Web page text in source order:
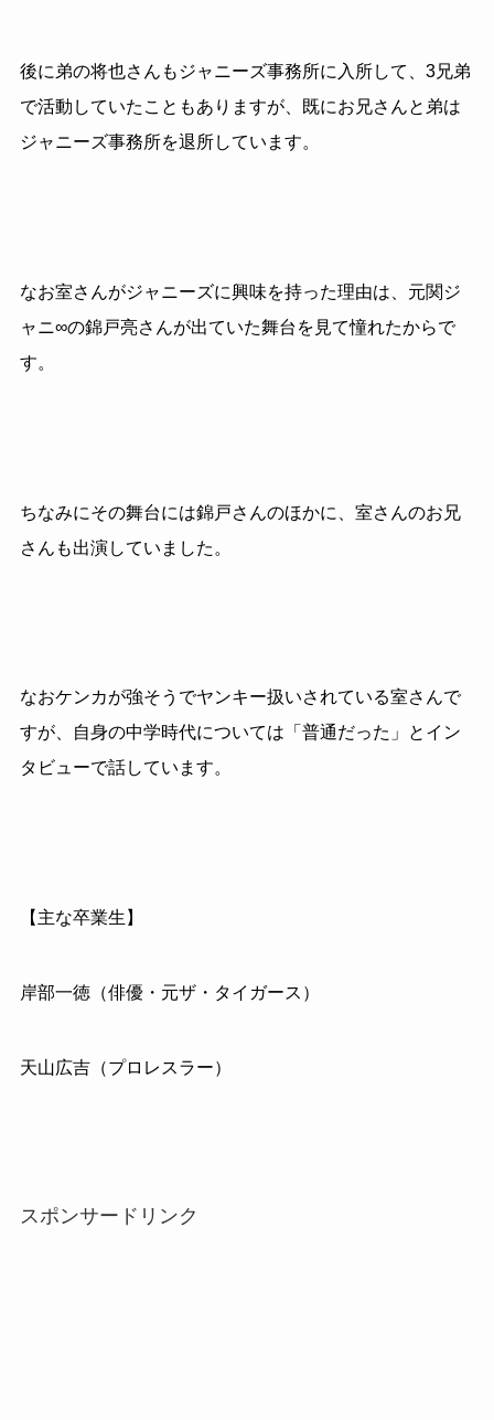
後に弟の将也さんもジャニーズ事務所に入所して、3兄弟
で活動していたこともありますが、既にお兄さんと弟は
ジャニーズ事務所を退所しています。
なお室さんがジャニーズに興味を持った理由は、元関ジ
ャニ∞の錦戸亮さんが出ていた舞台を見て憧れたからで
す。
ちなみにその舞台には錦戸さんのほかに、室さんのお兄
さんも出演していました。
なおケンカが強そうでヤンキー扱いされている室さんで
すが、自身の中学時代については「普通だった」とイン
タビューで話しています。
【主な卒業生】
岸部一徳（俳優・元ザ・タイガース）
天山広吉（プロレスラー）
スポンサードリンク